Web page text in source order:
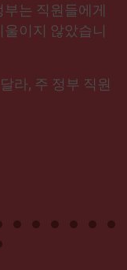
는 직원들에게
이지 않았습니
라, 주 정부 직원